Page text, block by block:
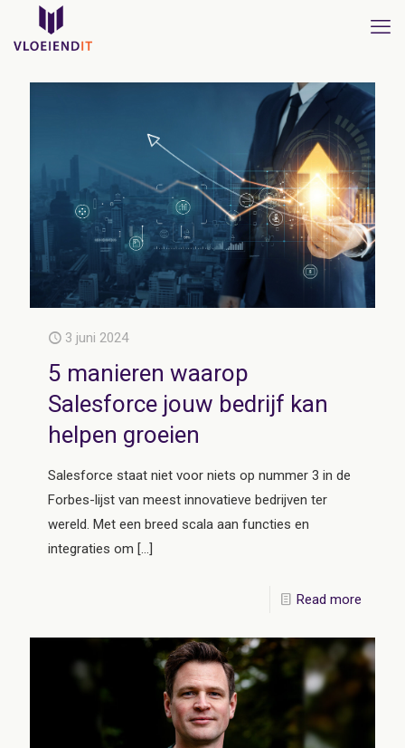
3 juni 2024
5 manieren waarop
Salesforce jouw bedrijf kan
helpen groeien
Salesforce staat niet voor niets op nummer 3 in de
Forbes-lijst van meest innovatieve bedrijven ter
wereld. Met een breed scala aan functies en
integraties om […]
Read more